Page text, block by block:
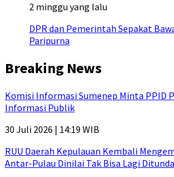
2 minggu yang lalu
DPR dan Pemerintah Sepakat
Paripurna
Breaking News
Komisi Informasi Sumenep Minta PPID
Informasi Publik
30 Juli 2026 | 14:19 WIB
RUU Daerah Kepulauan Kembali
Antar-Pulau Dinilai Tak Bisa Lagi Ditunda